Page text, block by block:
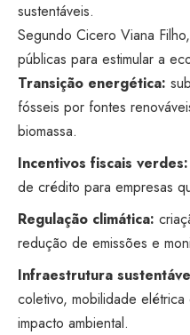
sustentáveis.
Segundo Cicero Viana
públicas para estimular a
Transição energética:
fósseis por fontes
biomassa.
Incentivos fiscais verdes:
de crédito para empresas
Regulação climática:
redução de emissões e
Infraestrutura
coletivo, mobilidade
impacto ambiental.